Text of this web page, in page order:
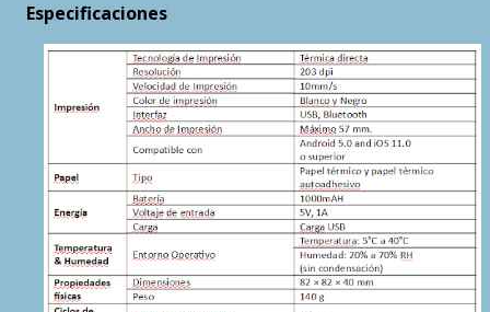
Especificaciones